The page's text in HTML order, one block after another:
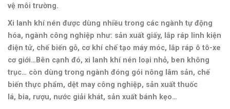
vệ môi trường.
Xi lanh khí nén được dùng nhiều trong các ngành tự động
hóa, ngành công nghiệp như: sản xuất giấy, lắp ráp linh kiện
điện tử, chế biến gỗ, cơ khí chế tạo máy móc, lắp ráp ô tô-xe
cơ giới… Bên cạnh đó, xi lanh khí nén loại nhỏ, ben không
trục… còn dùng trong ngành đóng gói nông lâm sản, chế
biến thực phẩm, dệt may công nghiệp, sản xuất thuốc
lá, bia, rượu, nước giải khát, sản xuất bánh kẹo…